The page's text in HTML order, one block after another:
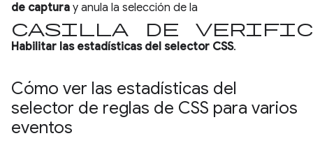
de captura y anula la selección de la
casilla de
Habilitar las estadísticas del selector CSS.
Cómo ver las estadísticas del
selector de reglas de CSS para varios
eventos